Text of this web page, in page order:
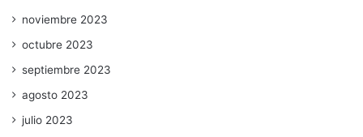
noviembre 2023
octubre 2023
septiembre 2023
agosto 2023
julio 2023